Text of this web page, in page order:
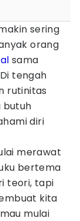
sering
orang
sama
tengah
rutinitas
butuh
diri
merawat
bertema
teori, tapi
kita
mulai